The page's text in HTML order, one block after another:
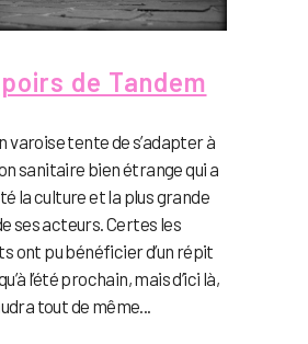
de Tandem
varoise tente de s’adapter à
sanitaire bien étrange qui a
la culture et la plus grande
ses acteurs. Certes les
ont pu bénéficier d’un répit
l’été prochain, mais d’ici là,
tout de même...